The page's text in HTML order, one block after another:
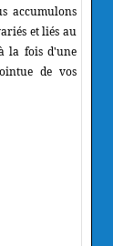
accumulons
et liés au
la fois d'une
de vos